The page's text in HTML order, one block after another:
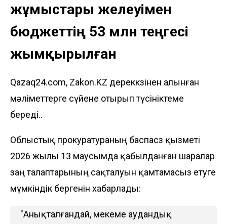
жұмыстары желеуімен
бюджеттің 53 млн теңгесі
жымқырылған
Qazaq24.com, Zakon.KZ дереккөзінен алынған
мәліметтерге сүйене отырып түсініктеме
береді..
Облыстық прокуратураның баспасөз қызметі
2026 жылы 13 маусымда қабылданған шаралар
заң талаптарының сақталуын қамтамасыз етуге
мүмкіндік бергенін хабарлады:
"Анықталғандай, мекеме аудандық